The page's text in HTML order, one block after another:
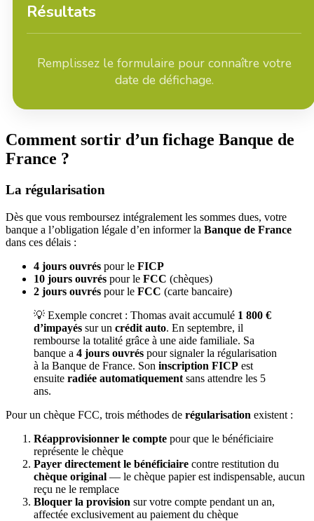
Résultats
Remplissez le formulaire pour connaître votre
date de défichage.
Comment sortir d’un fichage Banque de
France ?
La régularisation
Dès que vous remboursez intégralement les sommes dues, votre
banque a l’obligation légale d’en informer la Banque de France
dans ces délais :
4 jours ouvrés pour le FICP
10 jours ouvrés pour le FCC (chèques)
2 jours ouvrés pour le FCC (carte bancaire)
💡 Exemple concret : Thomas avait accumulé 1 800 €
d’impayés sur un crédit auto. En septembre, il
rembourse la totalité grâce à une aide familiale. Sa
banque a 4 jours ouvrés pour signaler la régularisation
à la Banque de France. Son inscription FICP est
ensuite radiée automatiquement sans attendre les 5
ans.
Pour un chèque FCC, trois méthodes de régularisation existent :
Réapprovisionner le compte pour que le bénéficiaire
représente le chèque
Payer directement le bénéficiaire contre restitution du
chèque original — le chèque papier est indispensable, aucun
reçu ne le remplace
Bloquer la provision sur votre compte pendant un an,
affectée exclusivement au paiement du chèque